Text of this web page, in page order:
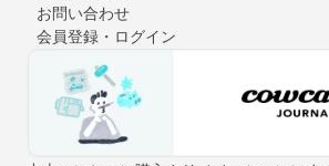
お問い合わせ
会員登録・ログイン